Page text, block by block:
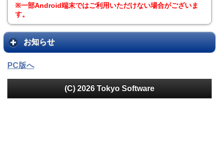
※一部Android端末ではご利用いただけない場合がございま
す。
お知らせ
PC版へ
(C) 2026 Tokyo Software